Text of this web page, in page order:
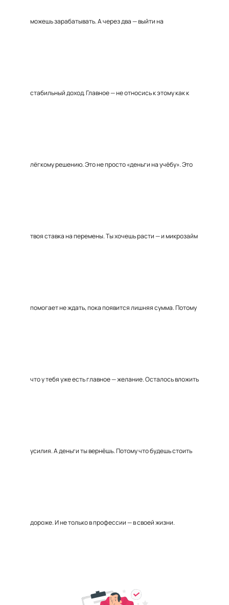
можешь зарабатывать. А через два — выйти на
стабильный доход. Главное — не относись к этому как к
лёгкому решению. Это не просто «деньги на учёбу». Это
твоя ставка на перемены. Ты хочешь расти — и микрозайм
помогает не ждать, пока появится лишняя сумма. Потому
что у тебя уже есть главное — желание. Осталось вложить
усилия. А деньги ты вернёшь. Потому что будешь стоить
дороже. И не только в профессии — в своей жизни.